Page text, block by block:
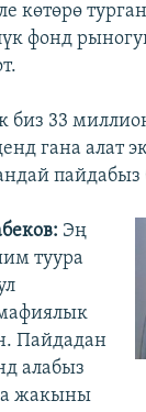
көтөрө
фонд
биз 33
гана алат
пайдабыз
Эң
туура
Пайдадан
алабыз
жакыны